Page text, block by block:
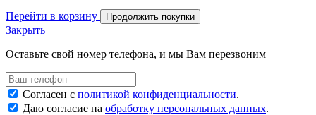
Перейти в корзину Продолжить покупки
Закрыть
Оставьте свой номер телефона, и мы Вам перезвоним
Согласен с политикой конфиденциальности.
Даю согласие на обработку персональных данных.